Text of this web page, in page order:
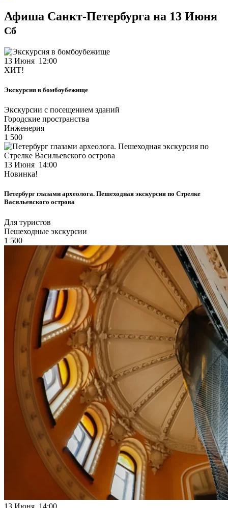
Афиша Санкт-Петербурга на 13 Июня
Сб
13 Июня 12:00
ХИТ!
Экскурсия в бомбоубежище
Экскурсии с посещением зданий
Городские пространства
Инженерия
1 500
13 Июня 14:00
Новинка!
Петербург глазами археолога. Пешеходная экскурсия по Стрелке
Васильевского острова
Для туристов
Пешеходные экскурсии
1 500
13 Июня 14:00